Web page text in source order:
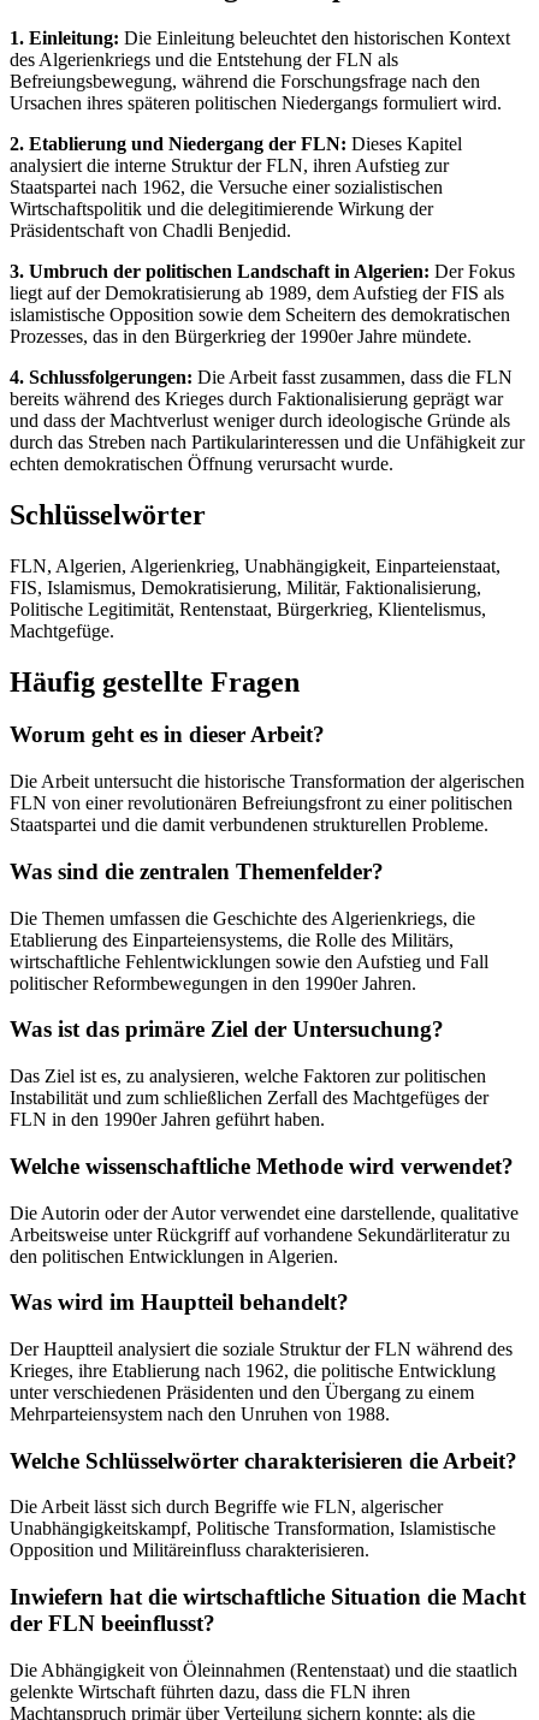
1. Einleitung: Die Einleitung beleuchtet den historischen Kontext
des Algerienkriegs und die Entstehung der FLN als
Befreiungsbewegung, während die Forschungsfrage nach den
Ursachen ihres späteren politischen Niedergangs formuliert wird.
2. Etablierung und Niedergang der FLN: Dieses Kapitel
analysiert die interne Struktur der FLN, ihren Aufstieg zur
Staatspartei nach 1962, die Versuche einer sozialistischen
Wirtschaftspolitik und die delegitimierende Wirkung der
Präsidentschaft von Chadli Benjedid.
3. Umbruch der politischen Landschaft in Algerien: Der Fokus
liegt auf der Demokratisierung ab 1989, dem Aufstieg der FIS als
islamistische Opposition sowie dem Scheitern des demokratischen
Prozesses, das in den Bürgerkrieg der 1990er Jahre mündete.
4. Schlussfolgerungen: Die Arbeit fasst zusammen, dass die FLN
bereits während des Krieges durch Faktionalisierung geprägt war
und dass der Machtverlust weniger durch ideologische Gründe als
durch das Streben nach Partikularinteressen und die Unfähigkeit zur
echten demokratischen Öffnung verursacht wurde.
Schlüsselwörter
FLN, Algerien, Algerienkrieg, Unabhängigkeit, Einparteienstaat,
FIS, Islamismus, Demokratisierung, Militär, Faktionalisierung,
Politische Legitimität, Rentenstaat, Bürgerkrieg, Klientelismus,
Machtgefüge.
Häufig gestellte Fragen
Worum geht es in dieser Arbeit?
Die Arbeit untersucht die historische Transformation der algerischen
FLN von einer revolutionären Befreiungsfront zu einer politischen
Staatspartei und die damit verbundenen strukturellen Probleme.
Was sind die zentralen Themenfelder?
Die Themen umfassen die Geschichte des Algerienkriegs, die
Etablierung des Einparteiensystems, die Rolle des Militärs,
wirtschaftliche Fehlentwicklungen sowie den Aufstieg und Fall
politischer Reformbewegungen in den 1990er Jahren.
Was ist das primäre Ziel der Untersuchung?
Das Ziel ist es, zu analysieren, welche Faktoren zur politischen
Instabilität und zum schließlichen Zerfall des Machtgefüges der
FLN in den 1990er Jahren geführt haben.
Welche wissenschaftliche Methode wird verwendet?
Die Autorin oder der Autor verwendet eine darstellende, qualitative
Arbeitsweise unter Rückgriff auf vorhandene Sekundärliteratur zu
den politischen Entwicklungen in Algerien.
Was wird im Hauptteil behandelt?
Der Hauptteil analysiert die soziale Struktur der FLN während des
Krieges, ihre Etablierung nach 1962, die politische Entwicklung
unter verschiedenen Präsidenten und den Übergang zu einem
Mehrparteiensystem nach den Unruhen von 1988.
Welche Schlüsselwörter charakterisieren die Arbeit?
Die Arbeit lässt sich durch Begriffe wie FLN, algerischer
Unabhängigkeitskampf, Politische Transformation, Islamistische
Opposition und Militäreinfluss charakterisieren.
Inwiefern hat die wirtschaftliche Situation die Macht
der FLN beeinflusst?
Die Abhängigkeit von Öleinnahmen (Rentenstaat) und die staatlich
gelenkte Wirtschaft führten dazu, dass die FLN ihren
Machtanspruch primär über Verteilung sichern konnte; als die